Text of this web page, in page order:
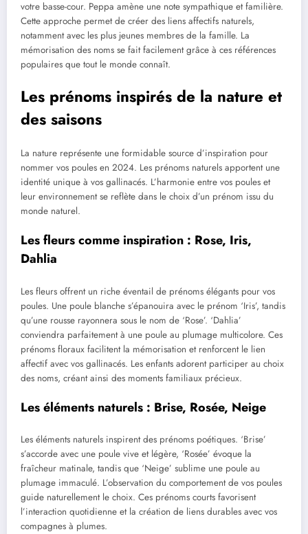
votre basse-cour. Peppa amène une note sympathique et familière.
Cette approche permet de créer des liens affectifs naturels,
notamment avec les plus jeunes membres de la famille. La
mémorisation des noms se fait facilement grâce à ces références
populaires que tout le monde connaît.
Les prénoms inspirés de la nature et
des saisons
La nature représente une formidable source d’inspiration pour
nommer vos poules en 2024. Les prénoms naturels apportent une
identité unique à vos gallinacés. L’harmonie entre vos poules et
leur environnement se reflète dans le choix d’un prénom issu du
monde naturel.
Les fleurs comme inspiration : Rose, Iris,
Dahlia
Les fleurs offrent un riche éventail de prénoms élégants pour vos
poules. Une poule blanche s’épanouira avec le prénom ‘Iris’, tandis
qu’une rousse rayonnera sous le nom de ‘Rose’. ‘Dahlia’
conviendra parfaitement à une poule au plumage multicolore. Ces
prénoms floraux facilitent la mémorisation et renforcent le lien
affectif avec vos gallinacés. Les enfants adorent participer au choix
des noms, créant ainsi des moments familiaux précieux.
Les éléments naturels : Brise, Rosée, Neige
Les éléments naturels inspirent des prénoms poétiques. ‘Brise’
s’accorde avec une poule vive et légère, ‘Rosée’ évoque la
fraîcheur matinale, tandis que ‘Neige’ sublime une poule au
plumage immaculé. L’observation du comportement de vos poules
guide naturellement le choix. Ces prénoms courts favorisent
l’interaction quotidienne et la création de liens durables avec vos
compagnes à plumes.